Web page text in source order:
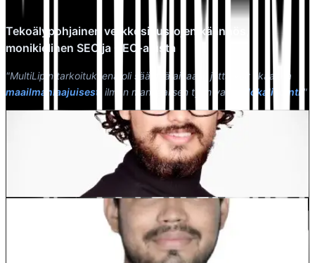
Tekoälypohjainen verkkosivustojen käännös,
monikielinen SEO ja GEO-alusta
"MultiLipin tarkoituksena oli säästää aikaasi, jotta voit skaalata
maailmanlaajuisesti
ilman manuaalisen työn vaivaa lokalisointi ."
Kunal Singh Shekhawat